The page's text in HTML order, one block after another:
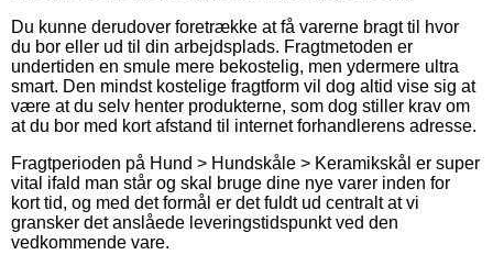
Du kunne derudover foretrække at få varerne bragt til hvor
du bor eller ud til din arbejdsplads. Fragtmetoden er
undertiden en smule mere bekostelig, men ydermere ultra
smart. Den mindst kostelige fragtform vil dog altid vise sig at
være at du selv henter produkterne, som dog stiller krav om
at du bor med kort afstand til internet forhandlerens adresse.
Fragtperioden på Hund > Hundskåle > Keramikskål er super
vital ifald man står og skal bruge dine nye varer inden for
kort tid, og med det formål er det fuldt ud centralt at vi
gransker det anslåede leveringstidspunkt ved den
vedkommende vare.